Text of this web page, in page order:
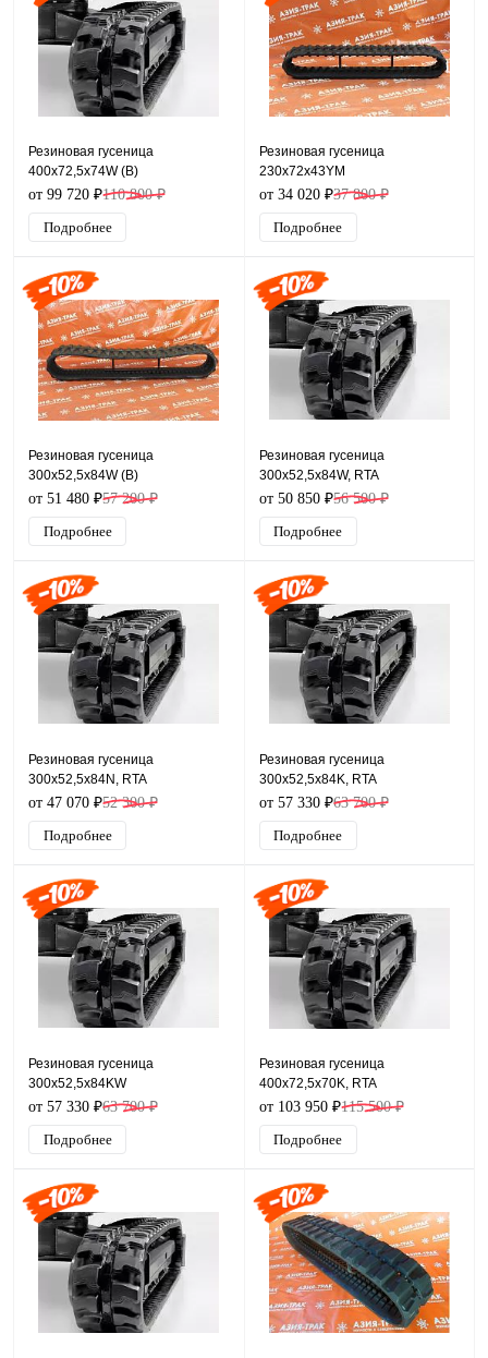
Резиновая гусеница
400x72,5x74W (B)
от 99 720 ₽110 800 ₽
Подробнее
Резиновая гусеница
230x72x43YM
от 34 020 ₽37 800 ₽
Подробнее
Резиновая гусеница
300x52,5x84W (B)
от 51 480 ₽57 200 ₽
Подробнее
Резиновая гусеница
300x52,5x84W, RTA
от 50 850 ₽56 500 ₽
Подробнее
Резиновая гусеница
300x52,5x84N, RTA
от 47 070 ₽52 300 ₽
Подробнее
Резиновая гусеница
300x52,5x84K, RTA
от 57 330 ₽63 700 ₽
Подробнее
Резиновая гусеница
300x52,5x84KW
от 57 330 ₽63 700 ₽
Подробнее
Резиновая гусеница
400x72,5x70K, RTA
от 103 950 ₽115 500 ₽
Подробнее